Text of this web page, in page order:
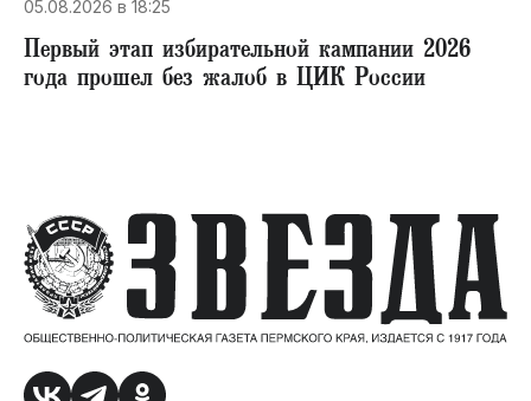
05.08.2026 в 18:25
Первый этап избирательной кампании 2026
года прошел без жалоб в ЦИК России